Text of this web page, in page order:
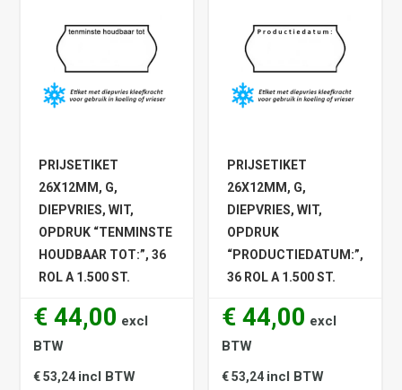
PRIJSETIKET
26X12MM, G,
DIEPVRIES, WIT,
OPDRUK “TENMINSTE
HOUDBAAR TOT:”, 36
ROL A 1.500 ST.
€ 44,00 excl
BTW
€ 53,24 incl BTW
PRIJSETIKET
26X12MM, G,
DIEPVRIES, WIT,
OPDRUK
“PRODUCTIEDATUM:”,
36 ROL A 1.500 ST.
€ 44,00 excl
BTW
€ 53,24 incl BTW